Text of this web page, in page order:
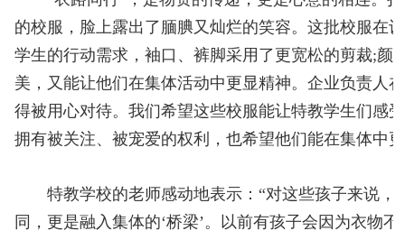
的校服，脸上露出了腼腆又灿烂的笑容。这批校服在
学生的行动需求，袖口、裤脚采用了更宽松的剪裁;颜
美，又能让他们在集体活动中更显精神。企业负责人
得被用心对待。我们希望这些校服能让特教学生们感
拥有被关注、被宠爱的权利，也希望他们能在集体中
特教学校的老师感动地表示：“对这些孩子来说，
同，更是融入集体的‘桥梁’。以前有孩子会因为衣物